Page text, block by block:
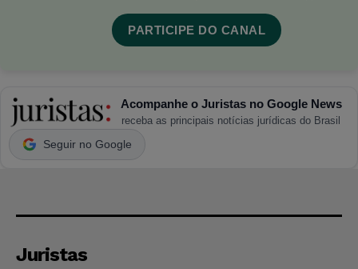
PARTICIPE DO CANAL
Acompanhe o Juristas no Google News
receba as principais notícias jurídicas do Brasil
Seguir no Google
Juristas